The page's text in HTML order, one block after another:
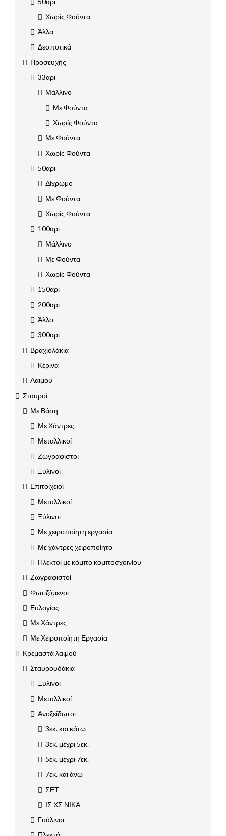
Χωρίς Φούντα
Άλλα
Δεσποτικά
Προσευχής
33αρι
Μάλλινο
Με Φούντα
Χωρίς Φούντα
Με Φούντα
Χωρίς Φούντα
50αρι
Δίχρωμο
Με Φούντα
Χωρίς Φούντα
100αρι
Μάλλινο
Με Φούντα
Χωρίς Φούντα
150αρι
200αρι
Άλλο
300αρι
Βραχιολάκια
Κέρινα
Λαιμού
Σταυροί
Με Βάση
Με Χάντρες
Μεταλλικοί
Ζωγραφιστοί
Ξύλινοι
Επιτοίχειοι
Μεταλλικοί
Ξύλινοι
Με χειροποίητη εργασία
Με χάντρες χειροποίητο
Πλεκτοί με κόμπο κομποσχοινίου
Ζωγραφιστοί
Φωτιζόμενοι
Ευλογίας
Με Χάντρες
Με Χειροποίητη Εργασία
Κρεμαστά λαιμού
Σταυρουδάκια
Ξύλινοι
Μεταλλικοί
Ανοξείδωτοι
3εκ. και κάτω
3εκ. μέχρι 5εκ.
5εκ. μέχρι 7εκ.
7εκ. και άνω
ΣΕΤ
ΙΣ ΧΣ ΝΙΚΑ
Γυάλινοι